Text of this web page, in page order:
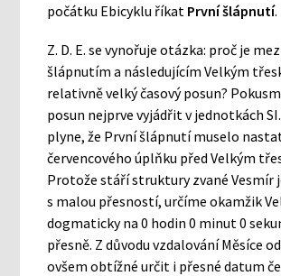
počátku Ebicyklu říkat První šlápnutí.
Z. D. E. se vynořuje otázka: proč je
šlápnutím a následujícím Velkým
relativně velký časový posun?
posun nejprve vyjádřit v jednotkách
plyne, že První šlápnutí muselo
červencového úplňku před Velkým
Protože stáří struktury zvané Vesmír
s malou přesností, určíme okamžik
dogmaticky na 0 hodin 0 minut 0
přesně. Z důvodu vzdalování Měsíce
ovšem obtížné určit i přesné datum